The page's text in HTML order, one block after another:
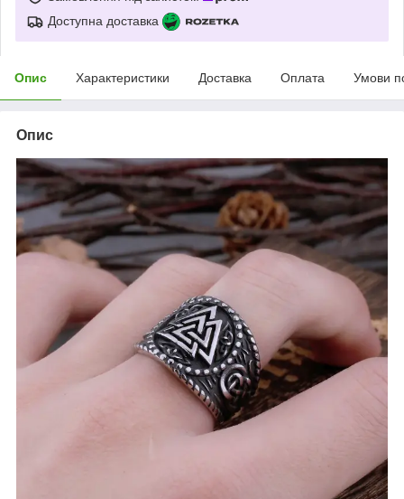
Доступна доставка
Опис Характеристики Доставка Оплата Умови
Опис